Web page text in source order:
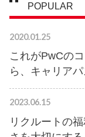
POPULAR
2020.01.25
これがPwCの
ら、キャリア
2023.06.15
リクルートの